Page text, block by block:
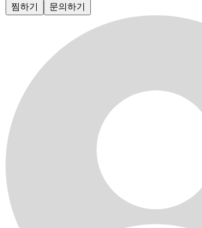
찜하기 문의하기